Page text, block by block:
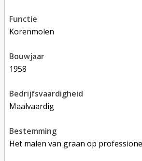
functie
korenmolen
bouwjaar
1958
bedrijfsvaardigheid
Maalvaardig
bestemming
Het malen van graan op